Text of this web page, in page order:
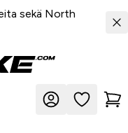
sekä North